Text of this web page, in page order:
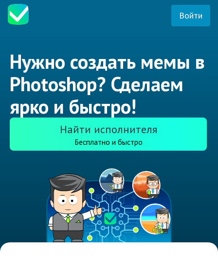
Войти
Нужно создать мемы в
Photoshop? Сделаем
ярко и быстро!
Найти исполнителя
Бесплатно и быстро